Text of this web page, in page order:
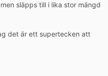
släpps till i lika stor mängd
det är ett supertecken att